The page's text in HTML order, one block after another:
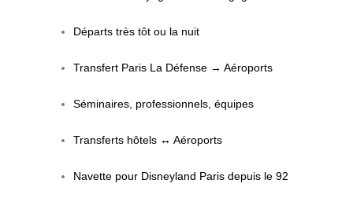
Départs très tôt ou la nuit
Transfert Paris La Défense → Aéroports
Séminaires, professionnels, équipes
Transferts hôtels ↔ Aéroports
Navette pour Disneyland Paris depuis le 92